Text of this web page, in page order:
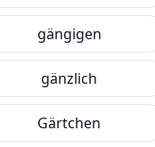
gängigen
gänzlich
Gärtchen